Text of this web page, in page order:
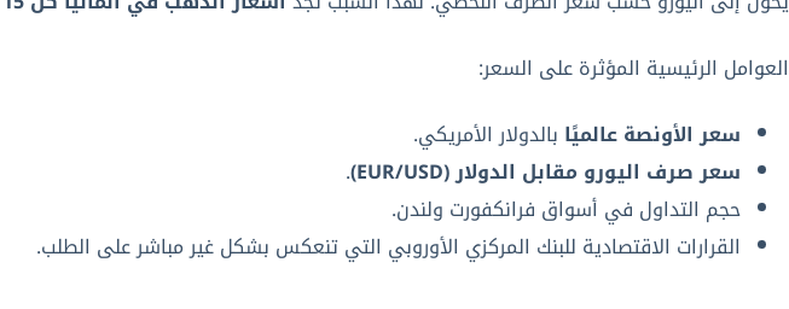
العوامل الرئيسية المؤثرة على السعر:
سعر الأونصة عالميًا بالدولار الأمريكي.
سعر صرف اليورو مقابل الدولار (EUR/USD)
.
حجم التداول في أسواق فرانكفورت ولندن.
القرارات الاقتصادية للبنك المركزي الأوروبي التي تنعكس بشكل غير مباشر على الطلب.